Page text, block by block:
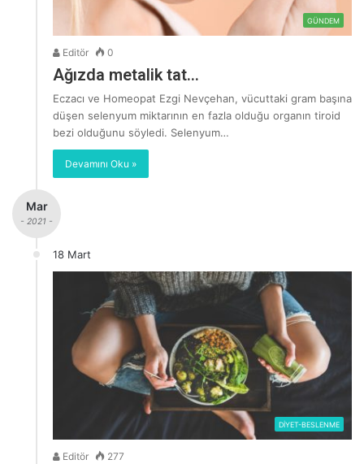
GÜNDEM
Editör 0
Ağızda metalik tat…
Eczacı ve Homeopat Ezgi Nevçehan, vücuttaki gram başına
düşen selenyum miktarının en fazla olduğu organın tiroid
bezi olduğunu söyledi. Selenyum…
Devamını Oku »
Mar
- 2021 -
18 Mart
DİYET-BESLENME
Editör 277